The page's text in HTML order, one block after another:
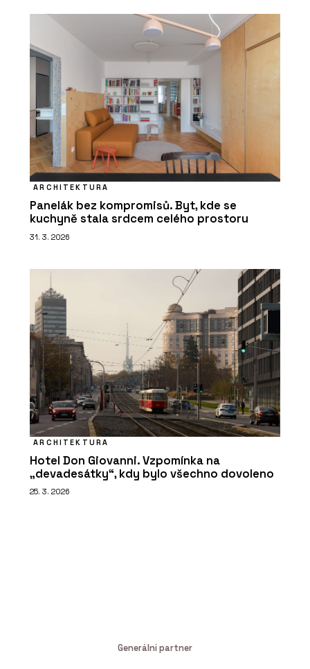
ARCHITEKTURA
Panelák bez kompromisů. Byt, kde se
kuchyně stala srdcem celého prostoru
31. 3. 2026
ARCHITEKTURA
Hotel Don Giovanni. Vzpomínka na
„devadesátky“, kdy bylo všechno dovoleno
25. 3. 2026
Generální partner